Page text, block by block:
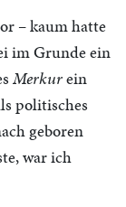
– kaum hatte
im Grunde ein
Merkurein
politisches
geboren
war ich